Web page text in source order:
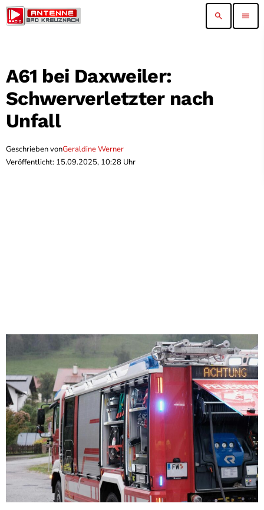
search menu
A61 bei Daxweiler:
Schwerverletzter nach
Unfall
Geschrieben vonGeraldine Werner
Veröffentlicht: 15.09.2025, 10:28 Uhr